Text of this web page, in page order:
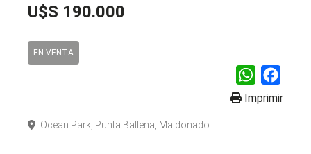
U$S 190.000
EN VENTA
WhatsApp
Imprimir
Ocean Park, Punta Ballena, Maldonado